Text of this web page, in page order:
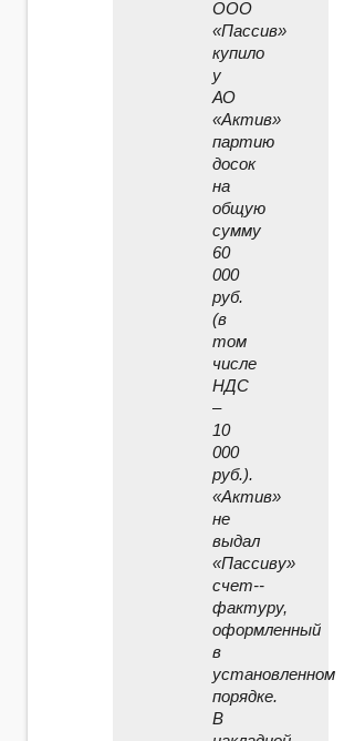
ООО
«Пассив»
купило
у
АО
«Актив»
партию
досок
на
общую
сумму
60
000
руб.
(в
том
числе
НДС
–
10
000
руб.).
«Актив»
не
выдал
«Пассиву»
счет-­
фактуру,
оформленный
в
установленном
порядке.
В